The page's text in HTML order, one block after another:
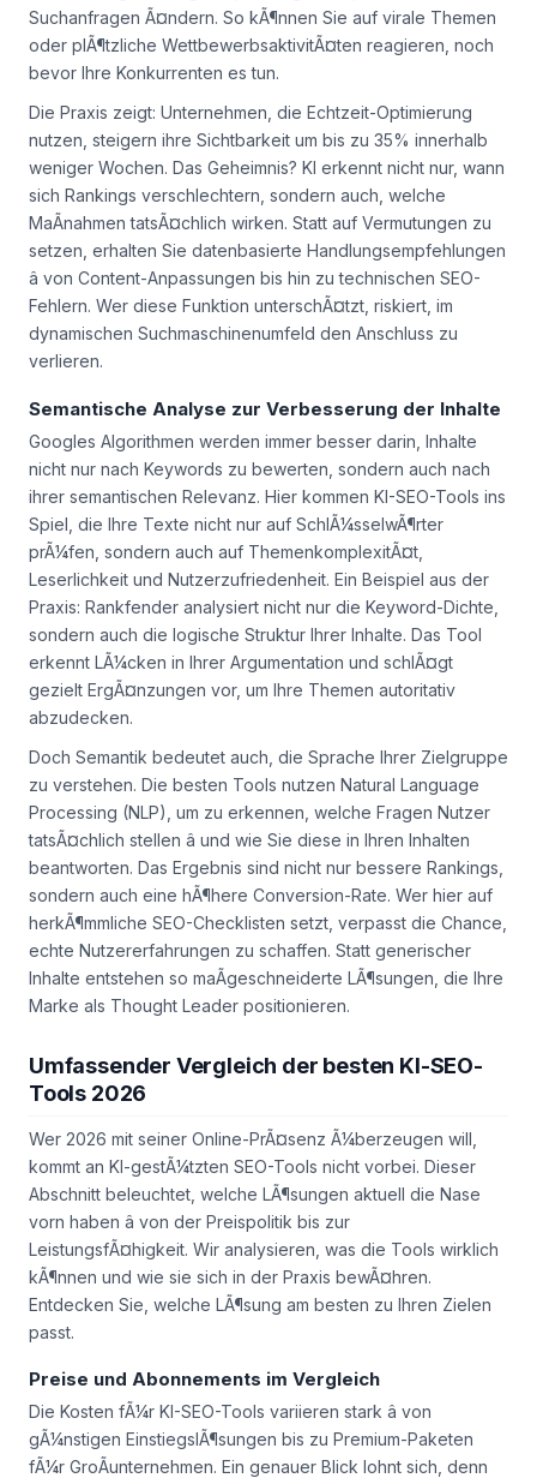
Suchanfragen Ã¤ndern. So kÃ¶nnen Sie auf virale Themen
oder plÃ¶tzliche WettbewerbsaktivitÃ¤ten reagieren, noch
bevor Ihre Konkurrenten es tun.
Die Praxis zeigt: Unternehmen, die Echtzeit-Optimierung
nutzen, steigern ihre Sichtbarkeit um bis zu 35% innerhalb
weniger Wochen. Das Geheimnis? KI erkennt nicht nur, wann
sich Rankings verschlechtern, sondern auch, welche
MaÃnahmen tatsÃ¤chlich wirken. Statt auf Vermutungen zu
setzen, erhalten Sie datenbasierte Handlungsempfehlungen
â von Content-Anpassungen bis hin zu technischen SEO-
Fehlern. Wer diese Funktion unterschÃ¤tzt, riskiert, im
dynamischen Suchmaschinenumfeld den Anschluss zu
verlieren.
Semantische Analyse zur Verbesserung der Inhalte
Googles Algorithmen werden immer besser darin, Inhalte
nicht nur nach Keywords zu bewerten, sondern auch nach
ihrer semantischen Relevanz. Hier kommen KI-SEO-Tools ins
Spiel, die Ihre Texte nicht nur auf SchlÃ¼sselwÃ¶rter
prÃ¼fen, sondern auch auf ThemenkomplexitÃ¤t,
Leserlichkeit und Nutzerzufriedenheit. Ein Beispiel aus der
Praxis: Rankfender analysiert nicht nur die Keyword-Dichte,
sondern auch die logische Struktur Ihrer Inhalte. Das Tool
erkennt LÃ¼cken in Ihrer Argumentation und schlÃ¤gt
gezielt ErgÃ¤nzungen vor, um Ihre Themen autoritativ
abzudecken.
Doch Semantik bedeutet auch, die Sprache Ihrer Zielgruppe
zu verstehen. Die besten Tools nutzen Natural Language
Processing (NLP), um zu erkennen, welche Fragen Nutzer
tatsÃ¤chlich stellen â und wie Sie diese in Ihren Inhalten
beantworten. Das Ergebnis sind nicht nur bessere Rankings,
sondern auch eine hÃ¶here Conversion-Rate. Wer hier auf
herkÃ¶mmliche SEO-Checklisten setzt, verpasst die Chance,
echte Nutzererfahrungen zu schaffen. Statt generischer
Inhalte entstehen so maÃgeschneiderte LÃ¶sungen, die Ihre
Marke als Thought Leader positionieren.
Umfassender Vergleich der besten KI-SEO-
Tools 2026
Wer 2026 mit seiner Online-PrÃ¤senz Ã¼berzeugen will,
kommt an KI-gestÃ¼tzten SEO-Tools nicht vorbei. Dieser
Abschnitt beleuchtet, welche LÃ¶sungen aktuell die Nase
vorn haben â von der Preispolitik bis zur
LeistungsfÃ¤higkeit. Wir analysieren, was die Tools wirklich
kÃ¶nnen und wie sie sich in der Praxis bewÃ¤hren.
Entdecken Sie, welche LÃ¶sung am besten zu Ihren Zielen
passt.
Preise und Abonnements im Vergleich
Die Kosten fÃ¼r KI-SEO-Tools variieren stark â von
gÃ¼nstigen EinstiegslÃ¶sungen bis zu Premium-Paketen
fÃ¼r GroÃunternehmen. Ein genauer Blick lohnt sich, denn